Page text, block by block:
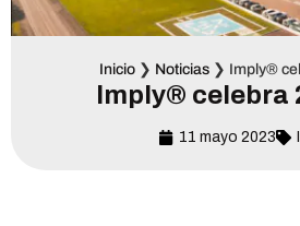
Inicio❯ Noticias❯ Imply®
Imply® celebra
11 mayo 2023